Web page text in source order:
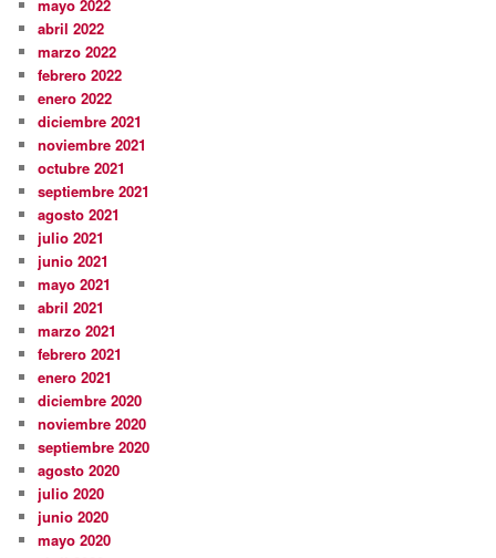
mayo 2022
abril 2022
marzo 2022
febrero 2022
enero 2022
diciembre 2021
noviembre 2021
octubre 2021
septiembre 2021
agosto 2021
julio 2021
junio 2021
mayo 2021
abril 2021
marzo 2021
febrero 2021
enero 2021
diciembre 2020
noviembre 2020
septiembre 2020
agosto 2020
julio 2020
junio 2020
mayo 2020